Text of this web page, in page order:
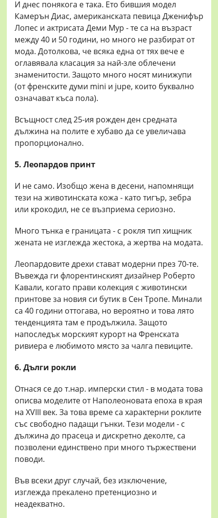
И днес понякога е така. Ето бившия модел
Камерън Диас, американската певица Дженифър
Лопес и актрисата Деми Мур - те са на възраст
между 40 и 50 години, но много не разбират от
мода. Дотолкова, че всяка една от тях вече е
оглавявала класация за най-зле облечени
знаменитости. Защото много носят минижупи
(от френските думи mini и jupe, които буквално
означават къса пола).
Всъщност след 25-ия рожден ден средната
дължина на полите е хубаво да се увеличава
пропорционално.
5. Леопардов принт
И не само. Изобщо жена в десени, напомнящи
тези на животинската кожа - като тигър, зебра
или крокодил, не се възприема сериозно.
Много тънка е границата - с рокля тип хищник
жената не изглежда жестока, а жертва на модата.
Леопардовите дрехи стават модерни през 70-те.
Въвежда ги флорентинският дизайнер Роберто
Кавали, когато прави колекция с животински
принтове за новия си бутик в Сен Тропе. Минали
са 40 години оттогава, но вероятно и това лято
тенденцията там е продължила. Защото
напоследък морският курорт на Френската
ривиера е любимото място за чалга певиците.
6. Дълги рокли
Отнася се до т.нар. имперски стил - в модата това
описва моделите от Наполеоновата епоха в края
на XVIII век. За това време са характерни роклите
със свободно падащи гънки. Тези модели - с
дължина до прасеца и дискретно деколте, са
позволени единствено при много тържествени
поводи.
Във всеки друг случай, без изключение,
изглежда прекалено претенциозно и
неадекватно.